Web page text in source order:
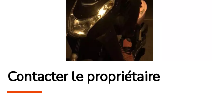
Contacter le propriétaire